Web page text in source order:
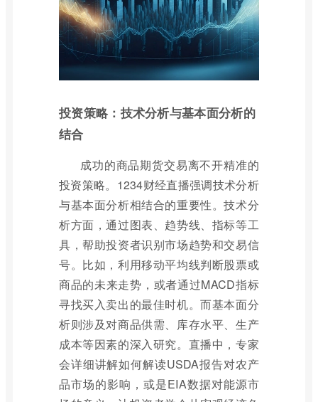
投资策略：技术分析与基本面分析的
结合
成功的商品期货交易离不开精准的
投资策略。1234财经直播强调技术分析
与基本面分析相结合的重要性。技术分
析方面，通过图表、趋势线、指标等工
具，帮助投资者识别市场趋势和交易信
号。比如，利用移动平均线判断股票或
商品的未来走势，或者通过MACD指标
寻找买入卖出的最佳时机。而基本面分
析则涉及对商品供需、库存水平、生产
成本等因素的深入研究。直播中，专家
会详细讲解如何解读USDA报告对农产
品市场的影响，或是EIA数据对能源市